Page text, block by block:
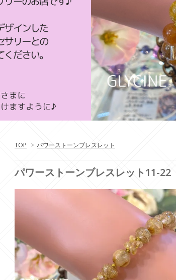
TOP > パワーストーンブレスレット
パワーストーンブレスレット11-22